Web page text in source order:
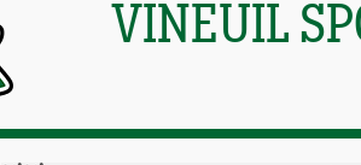
VINEUIL